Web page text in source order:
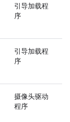
引导加载程
序
引导加载程
序
摄像头驱动
程序